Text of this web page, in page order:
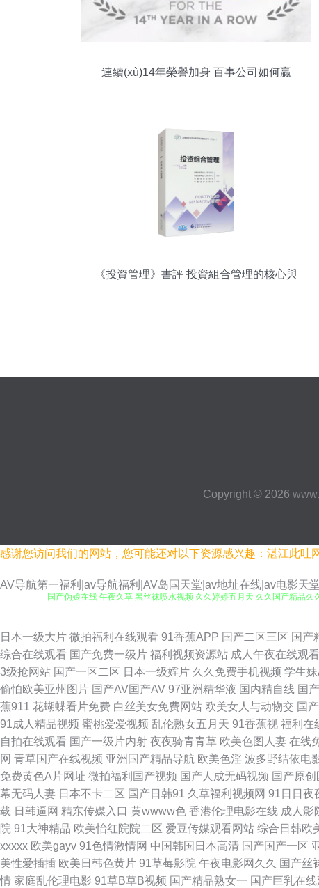
連續(xù)14年榮譽加身 百事公司如何贏
《投資管理》書評 投資組合管理的核心與
Copyright © 2026
感谢您访问我们的网站，您可能还对以下资源感兴趣：湛江此吐
AV导航第一福利|av导航福利|AV岛国天堂|av地址在线|av电影天
国产伪娘在线 午夜久草 黑丝袜喷水视频 久久婷婷五月天 久久国产精品
院AV 草比在线观看 韩国AV三级剧情 青娱乐国产91 91传媒精品 超碰
影 五月狼人AV 91TV在线 91熟女蝌蚪视频 东京热综合色色 自慰91 97
导航 日韩第九页 97日韩在线 国厂自拍 久久偷拍视频导航 欧美爱碰 色
大秀美女 国产日韩欧美黄色 九一传媒网站 男人天堂网站 日韩激情第三
午夜 国产网站91 伊人海角91 黑丝后入91 欧美变态性爱 人人干人人操
区三区 青娱乐成人在线 三级午夜伦理 亚洲五码蜜桃 AV黄色男人天堂
产成人 亚洲影视一二三区 99国产精品豆花 TS国产网站 九一蜜桃出品
日本一级大片 微拍福利在线观看 91香蕉APP 国产二区三区 国产
综合在线观看 国产免费一级片 福利视频资源站 成人午夜在线观看
3级抢网站 国产一区二区 日本一级婬片 久久免费手机视频 学生
偷怕欧美亚州图片 国产AV国产AV 97亚洲精华液 国内精自线 国
蕉911 花蝴蝶看片免费 白丝美女免费网站 欧美女人与动物交 国
91成人精品视频 蜜桃爱爱视频 乱伦熟女五月天 91香蕉视 福利在
自拍在线观看 国产一级片内射 夜夜骑青青草 欧美色图人妻 在线
网 青草国产在线视频 亚洲国产精品导航 欧美色淫 波多野结依电
免费黄色A片网址 微拍福利国产视频 国产人成无码视频 国产原
幕无码人妻 日本不卡二区 国产日韩91 久草福利视频网 91日日夜
载 日韩逼网 精东传媒入口 黄wwww色 香港伦理电影在线 成人影
院 91大神精品 欧美怡红院院二区 爱豆传媒观看网站 综合日韩欧
xxxxx 欧美gayv 91色情激情网 中国韩国日本高清 国产国产一区
美性爱插插 欧美日韩色黄片 91草莓影院 午夜电影网久久 国产丝
情 家庭乱伦理电影 91草B草B视频 国产精品熟女一 国产巨乳在